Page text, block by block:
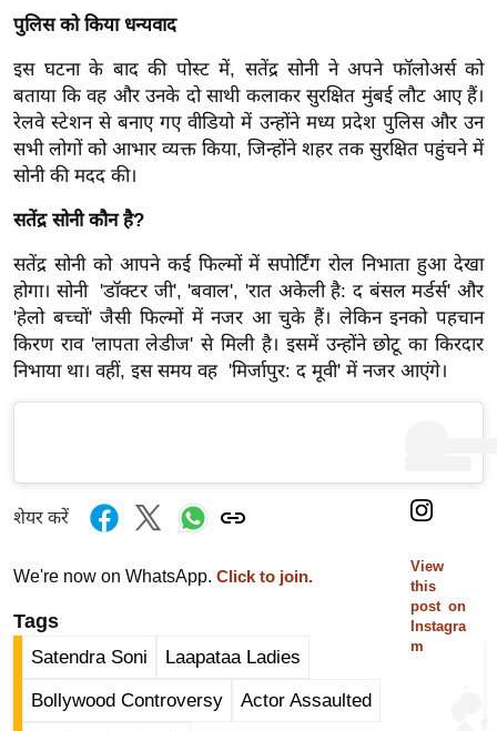
हि
ज
ग
त
ऑ
व
र्ल्ड
न्यू
ज
ब्री
फ
म
न
ग
त
वु
पुलिस को किया धन्यवाद
इस घटना के बाद की पोस्ट में, सतेंद्र सोनी ने अपने फॉलोअर्स को
बताया कि वह और उनके दो साथी कलाकर सुरक्षित मुंबई लौट आए हैं।
रेलवे स्टेशन से बनाए गए वीडियो में उन्होंने मध्य प्रदेश पुलिस और उन
सभी लोगों को आभार व्यक्त किया, जिन्होंने शहर तक सुरक्षित पहुंचने में
सोनी की मदद की।
सतेंद्र सोनी कौन है?
सतेंद्र सोनी को आपने कई फिल्मों में सपोर्टिंग रोल निभाता हुआ देखा
होगा। सोनी 'डॉक्टर जी', 'बवाल', 'रात अकेली है: द बंसल मर्डर्स' और
'हेलो बच्चों' जैसी फिल्मों में नजर आ चुके हैं। लेकिन इनको पहचान
किरण राव 'लापता लेडीज' से मिली है। इसमें उन्होंने छोटू का किरदार
निभाया था। वहीं, इस समय वह 'मिर्जापुर: द मूवी' में नजर आएंगे।
View
this
post on
Instagra
m
शेयर करें
We're now on WhatsApp. Click to join.
Tags
Satendra Soni Laapataa Ladies
Bollywood Controversy Actor Assaulted